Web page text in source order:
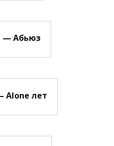
— Абьюз
Alone лет